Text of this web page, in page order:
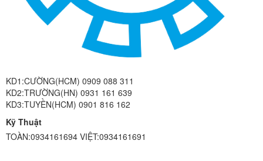
KD1:CƯỜNG(HCM) 0909 088 311
KD2:TRƯỜNG(HN) 0931 161 639
KD3:TUYỀN(HCM) 0901 816 162
Kỹ Thuật
TOÀN:0934161694 VIỆT:0934161691